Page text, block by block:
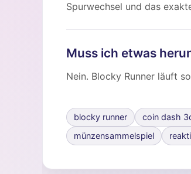
Spurwechsel und das
Muss ich etwas
Nein. Blocky Runner läuft
blocky runner coin dash
münzensammelspiel